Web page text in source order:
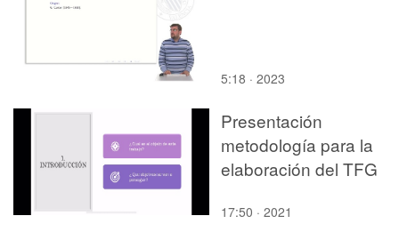
5:18 · 2023
Presentación
metodología para la
elaboración del TFG
17:50 · 2021